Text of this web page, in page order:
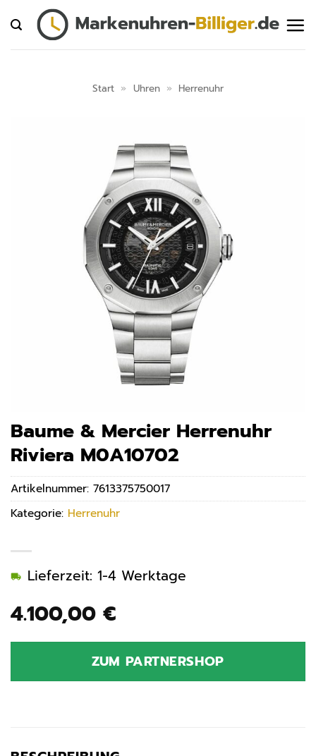
Inhalt
springen
Start » Uhren » Herrenuhr
Baume & Mercier Herrenuhr
Riviera M0A10702
4.100,00 €
Lieferzeit: 1-4 Werktage
ZUM PARTNERSHOP
Artikelnummer: 7613375750017
Kategorie: Herrenuhr